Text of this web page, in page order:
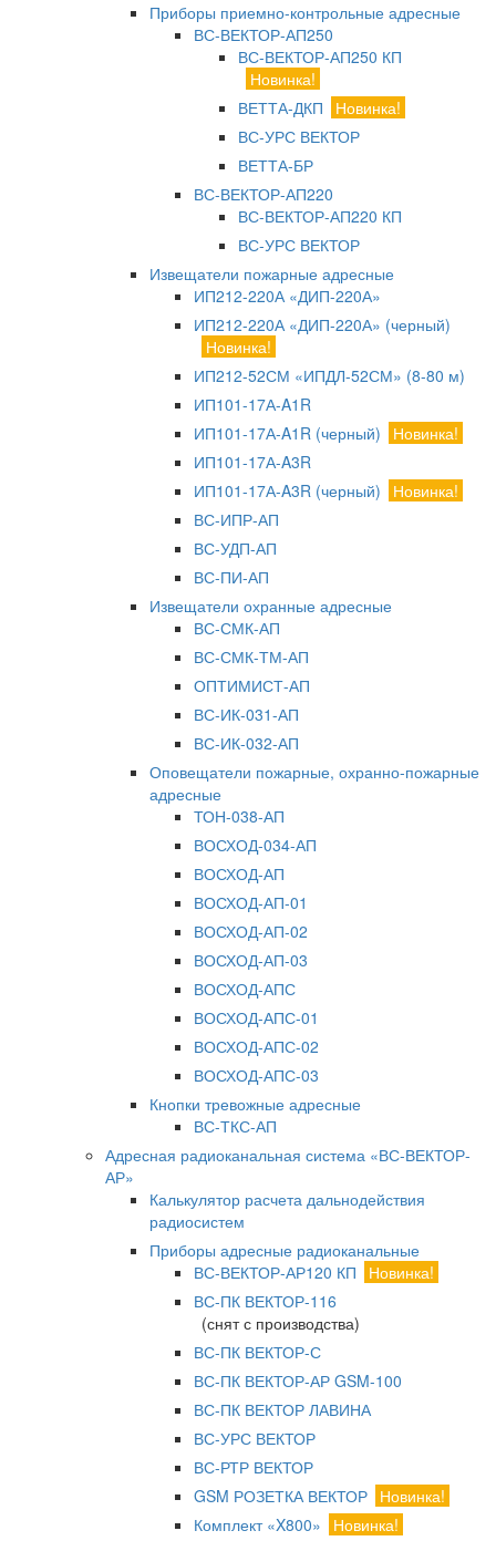
Приборы приемно-контрольные адресные
ВС-ВЕКТОР-АП250
ВС-ВЕКТОР-АП250 КП
Новинка!
ВЕТТА-ДКП
Новинка!
ВС-УРС ВЕКТОР
ВЕТТА-БР
ВС-ВЕКТОР-АП220
ВС-ВЕКТОР-АП220 КП
ВС-УРС ВЕКТОР
Извещатели пожарные адресные
ИП212-220А «ДИП-220А»
ИП212-220А «ДИП-220А» (черный)
Новинка!
ИП212-52СМ «ИПДЛ-52СМ» (8-80 м)
ИП101-17А-A1R
ИП101-17А-A1R (черный)
Новинка!
ИП101-17А-A3R
ИП101-17А-A3R (черный)
Новинка!
ВС-ИПР-АП
ВС-УДП-АП
ВС-ПИ-АП
Извещатели охранные адресные
ВС-СМК-АП
ВС-СМК-ТМ-АП
ОПТИМИСТ-АП
ВС-ИК-031-АП
ВС-ИК-032-АП
Оповещатели пожарные, охранно-пожарные
адресные
ТОН-038-АП
ВОСХОД-034-АП
ВОСХОД-АП
ВОСХОД-АП-01
ВОСХОД-АП-02
ВОСХОД-АП-03
ВОСХОД-АПС
ВОСХОД-АПС-01
ВОСХОД-АПС-02
ВОСХОД-АПС-03
Кнопки тревожные адресные
ВС-ТКС-АП
Адресная радиоканальная система «ВС-ВЕКТОР-
АР»
Калькулятор расчета дальнодействия
радиосистем
Приборы адресные радиоканальные
ВС-ВЕКТОР-АР120 КП
Новинка!
ВС-ПК ВЕКТОР-116
(снят с производства)
ВС-ПК ВЕКТОР-С
ВС-ПК ВЕКТОР-АР GSM-100
ВС-ПК ВЕКТОР ЛАВИНА
ВС-УРС ВЕКТОР
ВС-РТР ВЕКТОР
GSM РОЗЕТКА ВЕКТОР Новинка!
Комплект «X800»
Новинка!